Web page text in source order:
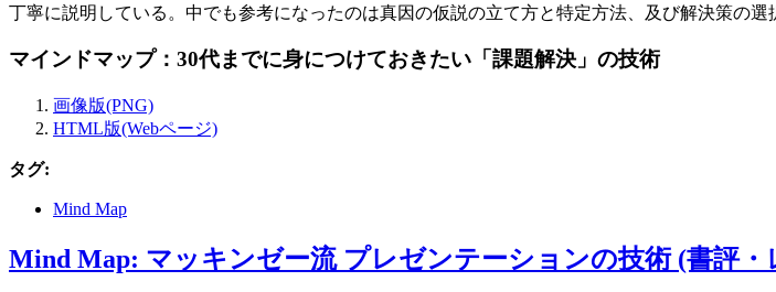
丁寧に説明している。中でも参考になったのは真因の仮説の立て方と特定方法、及び解決策の選
マインドマップ：30代までに身につけておきたい「課題解決」の技術
画像版(PNG)
HTML版(Webページ)
タグ:
Mind Map
Mind Map: マッキンゼー流 プレゼンテーションの技術 (書評・